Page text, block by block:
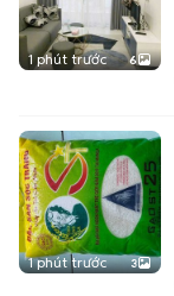
1 phút trước 6
1 phút trước 3